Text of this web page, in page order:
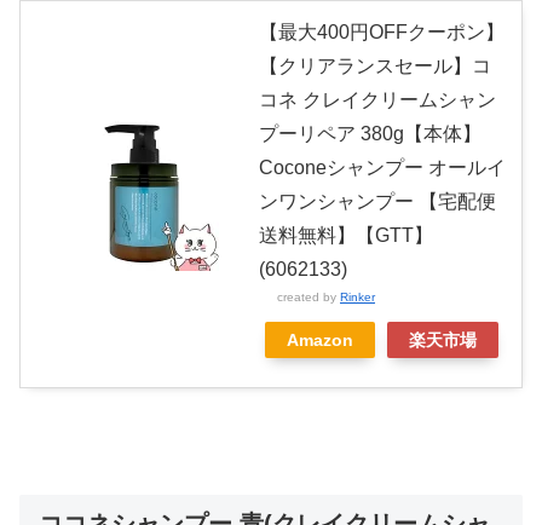
【最大400円OFFクーポン】
【クリアランスセール】コ
コネ クレイクリームシャン
プーリペア 380g【本体】
Coconeシャンプー オールイ
ンワンシャンプー 【宅配便
送料無料】【GTT】
(6062133)
created by Rinker
Amazon 楽天市場